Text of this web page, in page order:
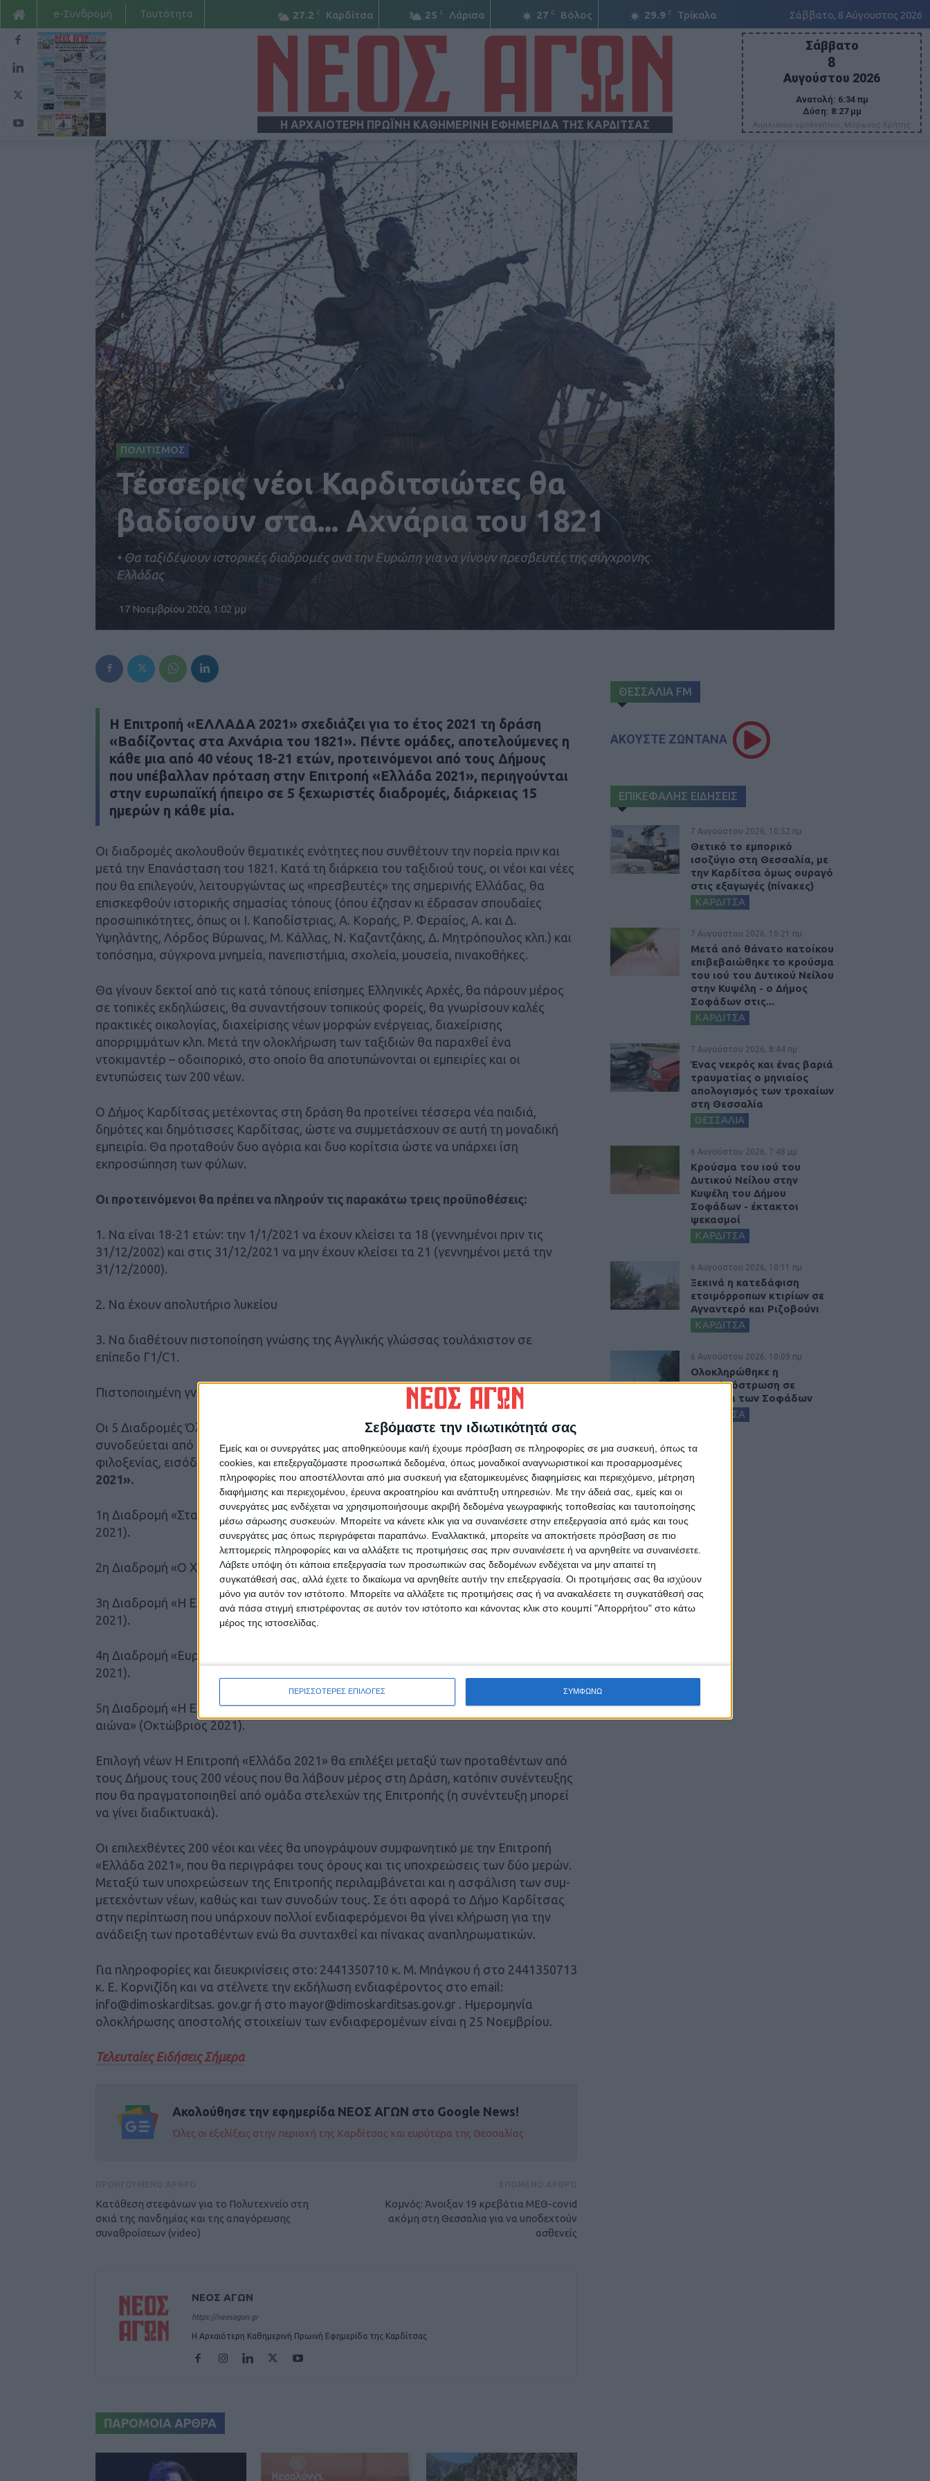
Σεβόμαστε την ιδιωτικότητά σας
Εμείς και οι συνεργάτες μας αποθηκεύουμε και/ή έχουμε πρόσβαση σε πληροφορίες σε μια συσκευή, όπως τα
cookies, και επεξεργαζόμαστε προσωπικά δεδομένα, όπως μοναδικοί αναγνωριστικοί και προσαρμοσμένες
πληροφορίες που αποστέλλονται από μια συσκευή για εξατομικευμένες διαφημίσεις και περιεχόμενο, μέτρηση
διαφήμισης και περιεχομένου, έρευνα ακροατηρίου και ανάπτυξη υπηρεσιών. Με την άδειά σας, εμείς και οι
συνεργάτες μας ενδέχεται να χρησιμοποιήσουμε ακριβή δεδομένα γεωγραφικής τοποθεσίας και ταυτοποίησης
μέσω σάρωσης συσκευών. Μπορείτε να κάνετε κλικ για να συναινέσετε στην επεξεργασία από εμάς και τους
συνεργάτες μας όπως περιγράφεται παραπάνω. Εναλλακτικά, μπορείτε να αποκτήσετε πρόσβαση σε πιο
λεπτομερείς πληροφορίες και να αλλάξετε τις προτιμήσεις σας πριν συναινέσετε ή να αρνηθείτε να συναινέσετε.
Λάβετε υπόψη ότι κάποια επεξεργασία των προσωπικών σας δεδομένων ενδέχεται να μην απαιτεί τη
συγκατάθεσή σας, αλλά έχετε το δικαίωμα να αρνηθείτε αυτήν την επεξεργασία. Οι προτιμήσεις σας θα ισχύουν
μόνο για αυτόν τον ιστότοπο. Μπορείτε να αλλάξετε τις προτιμήσεις σας ή να ανακαλέσετε τη συγκατάθεσή σας
ανά πάσα στιγμή επιστρέφοντας σε αυτόν τον ιστότοπο και κάνοντας κλικ στο κουμπί "Απορρήτου" στο κάτω
μέρος της ιστοσελίδας.
ΠΕΡΙΣΣΟΤΕΡΕΣ ΕΠΙΛΟΓΕΣ ΣΥΜΦΩΝΩ
27.2 C Καρδίτσα 25 C Λάρισα 27 C Βόλος 29.9 C Τρίκαλα Σάββατο, 8 Αύγουστος 2026
e-Συνδρομή Ταυτότητα
Η ΑΡΧΑΙΟΤΕΡΗ ΠΡΩΪΝΗ ΚΑΘΗΜΕΡΙΝΗ ΕΦΗΜΕΡΙΔΑ ΤΗΣ ΚΑΡΔΙΤΣΑΣ
ΝΕΟΣ
ΑΓΩΝ
Σάββατο
8
Αυγούστου 2026
Ανατολή: 6:34 πμ
Δύση: 8:27 μμ
Αιμιλιανού ομολογήτου, Μύρωνος Κρήτης
ΠΟΛΙΤΙΣΜΟΣ
Τέσσερις νέοι Καρδιτσιώτες θα
βαδίσουν στα... Αχνάρια του 1821
• Θα ταξιδέψουν ιστορικές διαδρομές ανα την Ευρώπη για να γίνουν πρεσβευτές της σύγχρονης
Ελλάδας
17 Νοεμβρίου 2020, 1:02 μμ
H Επιτροπή «ΕΛΛΑΔΑ 2021» σχεδιάζει για το έτος 2021 τη δράση
«Βαδίζοντας στα Αχνάρια του 1821». Πέντε ομάδες, αποτελούμενες η
κάθε μια από 40 νέους 18-21 ετών, προτεινόμενοι από τους Δήμους
που υπέβαλλαν πρόταση στην Επιτροπή «Ελλάδα 2021», περιηγούνται
στην ευρωπαϊκή ήπειρο σε 5 ξεχωριστές διαδρομές, διάρκειας 15
ημερών η κάθε μία.
Οι διαδρομές ακολουθούν θεματικές ενότητες που συνθέτουν την πορεία πριν και
μετά την Επανάσταση του 1821. Κατά τη διάρκεια του ταξιδιού τους, οι νέοι και νέες
που θα επιλεγούν, λειτουργώντας ως «πρεσβευτές» της σημερινής Ελλάδας, θα
επισκεφθούν ιστορικής σημασίας τόπους (όπου έζησαν κι έδρασαν σπουδαίες
προσωπικότητες, όπως οι Ι. Καποδίστριας, Α. Κοραής, Ρ. Φεραίος, Α. και Δ.
Υψηλάντης, Λόρδος Βύρωνας, Μ. Κάλλας, Ν. Καζαντζάκης, Δ. Μητρόπουλος κλπ.) και
τοπόσημα, σύγχρονα μνημεία, πανεπιστήμια, σχολεία, μουσεία, πινακοθήκες.
Θα γίνουν δεκτοί από τις κατά τόπους επίσημες Ελληνικές Αρχές, θα πάρουν μέρος
σε τοπικές εκδηλώσεις, θα συναντήσουν τοπικούς φορείς, θα γνωρίσουν καλές
πρακτικές οικολογίας, διαχείρισης νέων μορφών ενέργειας, διαχείρισης
απορριμμάτων κλπ. Μετά την ολοκλήρωση των ταξιδιών θα παραχθεί ένα
ντοκιμαντέρ – οδοιπορικό, στο οποίο θα αποτυπώνονται οι εμπειρίες και οι
εντυπώσεις των 200 νέων.
Ο Δήμος Καρδίτσας μετέχοντας στη δράση θα προτείνει τέσσερα νέα παιδιά,
δημότες και δημότισσες Καρδίτσας, ώστε να συμμετάσχουν σε αυτή τη μοναδική
εμπειρία. Θα προταθούν δυο αγόρια και δυο κορίτσια ώστε να υπάρχει ίση
εκπροσώπηση των φύλων.
Οι προτεινόμενοι θα πρέπει να πληρούν τις παρακάτω τρεις προϋποθέσεις:
1. Να είναι 18-21 ετών: την 1/1/2021 να έχουν κλείσει τα 18 (γεννημένοι πριν τις
31/12/2002) και στις 31/12/2021 να μην έχουν κλείσει τα 21 (γεννημένοι μετά την
31/12/2000).
2. Να έχουν απολυτήριο λυκείου
3. Να διαθέτουν πιστοποίηση γνώσης της Αγγλικής γλώσσας τουλάχιστον σε
επίπεδο Γ1/C1.
Πιστοποιημένη γνώση επιπλέον ξένης γλώσσας εκτιμάται ως προσόν.
Οι 5 Διαδρομές Όλες οι διαδρομές ξεκινούν από την Αθήνα. Κάθε ομάδα
συνοδεύεται από ικανό αριθμό συνοδών, ενώ όλα τα έξοδα μετακίνησης,
φιλοξενίας, εισόδου σε μουσεία κλπ. καλύπτονται από την Επιτροπή«ΕΛΛΑΔΑ
2021».
1η Διαδρομή «Στα Βήματα Πρωτεργατών του Νεοελληνικού Κράτους» (Απρίλιος
2021).
2η Διαδρομή «Ο Χάρτης του Φιλελληνισμού» (Μάιος 2021).
3η Διαδρομή «Η Ελληνική Διασπορά στην Ευρώπη (πριν και μετά το 1821)» (Ιούλιος
2021).
4η Διαδρομή «Ευρωπαϊκός Πολιτισμός και Ελληνική Επανάσταση» (Σεπτέμβριος
2021).
5η Διαδρομή «Η Ελληνική Επανάσταση και οι Επαναστάσεις των Αρχών του 19ου
αιώνα» (Οκτώβριος 2021).
Επιλογή νέων Η Επιτροπή «Ελλάδα 2021» θα επιλέξει μεταξύ των προταθέντων από
τους Δήμους τους 200 νέους που θα λάβουν μέρος στη Δράση, κατόπιν συνέντευξης
που θα πραγματοποιηθεί από ομάδα στελεχών της Επιτροπής (η συνέντευξη μπορεί
να γίνει διαδικτυακά).
Οι επιλεχθέντες 200 νέοι και νέες θα υπογράψουν συμφωνητικό με την Επιτροπή
«Ελλάδα 2021», που θα περιγράφει τους όρους και τις υποχρεώσεις των δύο μερών.
Μεταξύ των υποχρεώσεων της Επιτροπής περιλαμβάνεται και η ασφάλιση των συμ-
μετεχόντων νέων, καθώς και των συνοδών τους. Σε ότι αφορά το Δήμο Καρδίτσας
στην περίπτωση που υπάρχουν πολλοί ενδιαφερόμενοι θα γίνει κλήρωση για την
ανάδειξη των προταθέντων ενώ θα συνταχθεί και πίνακας αναπληρωματικών.
Για πληροφορίες και διευκρινίσεις στο: 2441350710 κ. Μ. Μπάγκου ή στο 2441350713
κ. Ε. Κορνιζίδη και να στέλνετε την εκδήλωση ενδιαφέροντος στο email:
info@dimoskarditsas. gov.gr ή στο mayor@dimoskarditsas.gov.gr . Ημερομηνία
ολοκλήρωσης αποστολής στοιχείων των ενδιαφερομένων είναι η 25 Νοεμβρίου.
Τελευταίες Ειδήσεις Σήμερα
Ακολούθησε την εφημερίδα ΝΕΟΣ ΑΓΩΝ στο Google News!
Όλες οι εξελίξεις στην περιοχή της Καρδίτσας και ευρύτερα της Θεσσαλίας
Κατάθεση στεφάνων για το Πολυτεχνείο στη
σκιά της πανδημίας και της απαγόρευσης
συναθροίσεων (video)
Κομνός: Άνοιξαν 19 κρεβάτια ΜΕΘ-covid
ακόμη στη Θεσσαλια για να υποδεχτούν
ασθενείς
ΝΕΟΣ ΑΓΩΝ
https://neosagon.gr
Η Αρχαιότερη Καθημερινή Πρωινή Εφημερίδα της Καρδίτσας
ΠΑΡΟΜΟΙΑ ΑΡΘΡΑ
ΘΕΣΣΑΛΙΑ FM
ΑΚΟΥΣΤΕ ΖΩΝΤΑΝΑ
ΕΠΙΚΕΦΑΛΗΣ ΕΙΔΗΣΕΙΣ
7 Αυγούστου 2026, 10:52 πμ
Θετικό το εμπορικό
ισοζύγιο στη Θεσσαλία, με
την Καρδίτσα όμως ουραγό
στις εξαγωγές (πίνακες)
ΚΑΡΔΙΤΣΑ
7 Αυγούστου 2026, 10:21 πμ
Μετά από θάνατο κατοίκου
επιβεβαιώθηκε το κρούσμα
του ιού του Δυτικού Νείλου
στην Κυψέλη - ο Δήμος
Σοφάδων στις...
ΚΑΡΔΙΤΣΑ
7 Αυγούστου 2026, 8:44 πμ
Ένας νεκρός και ένας βαριά
τραυματίας ο μηνιαίος
απολογισμός των τροχαίων
στη Θεσσαλία
ΘΕΣΣΑΛΙΑ
6 Αυγούστου 2026, 7:48 μμ
Κρούσμα του ιού του
Δυτικού Νείλου στην
Κυψέλη του Δήμου
Σοφάδων - έκτακτοι
ψεκασμοί
ΚΑΡΔΙΤΣΑ
6 Αυγούστου 2026, 10:11 πμ
Ξεκινά η κατεδάφιση
ετοιμόρροπων κτιρίων σε
Αγναντερό και Ριζοβούνι
ΚΑΡΔΙΤΣΑ
6 Αυγούστου 2026, 10:09 πμ
Ολοκληρώθηκε η
ασφαλτόστρωση σε
τμήματα των Σοφάδων
ΚΑΡΔΙΤΣΑ